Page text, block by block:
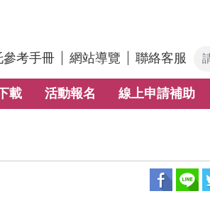
參考手冊 網站導覽 聯絡客服
載 活動報名 線上申請補助